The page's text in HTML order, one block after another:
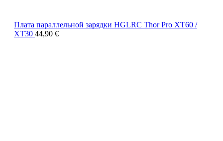
Плата параллельной зарядки HGLRC Thor Pro XT60 /
XT30 44,90 €